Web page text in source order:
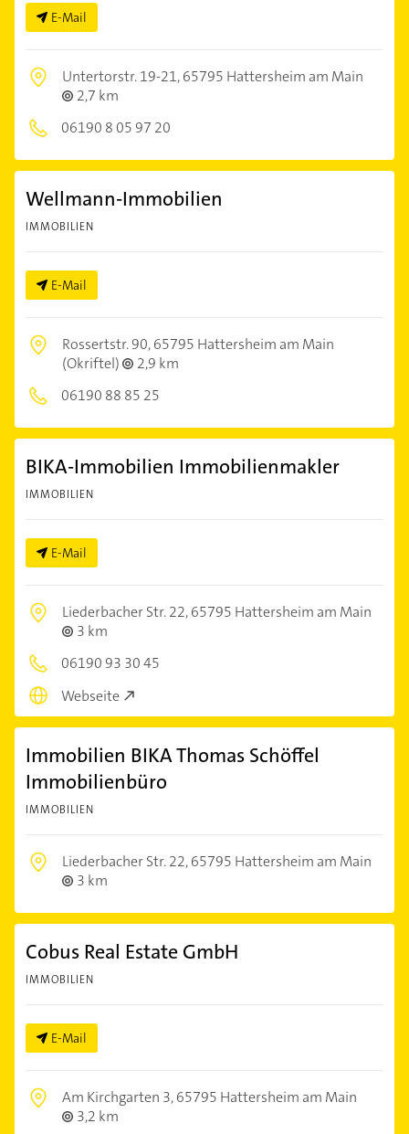
E-Mail
Untertorstr. 19-21,65795 Hattersheim am Main
2,7 km
06190 8 05 97 20
Wellmann-Immobilien
IMMOBILIEN
E-Mail
Rossertstr. 90,65795 Hattersheim am Main
(Okriftel)
2,9 km
06190 88 85 25
BIKA-Immobilien Immobilienmakler
IMMOBILIEN
E-Mail
Liederbacher Str. 22,65795 Hattersheim am Main
3 km
06190 93 30 45
Webseite
Immobilien BIKA Thomas Schöffel
Immobilienbüro
IMMOBILIEN
Liederbacher Str. 22,65795 Hattersheim am Main
3 km
Cobus Real Estate GmbH
IMMOBILIEN
E-Mail
Am Kirchgarten 3,65795 Hattersheim am Main
3,2 km